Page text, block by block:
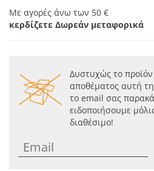
Με αγορές άνω των 50 €
κερδίζετε Δωρεάν μεταφορικά
Δυστυχώς το προϊόν
αποθέματος αυτή
το email σας
ειδοποιήσουμε
διαθέσιμο!